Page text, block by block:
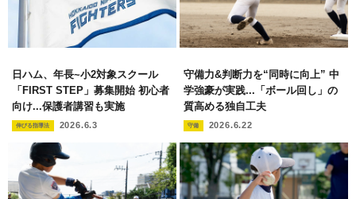
日ハム、年長~小2対象スクール
「FIRST STEP」募集開始 初心者
向け...保護者講習も実施
伸びる指導法 2026.6.3
守備力&判断力を“同時に向上” 中
学強豪が実践...「ボール回し」の
質高める独自工夫
守備 2026.6.22